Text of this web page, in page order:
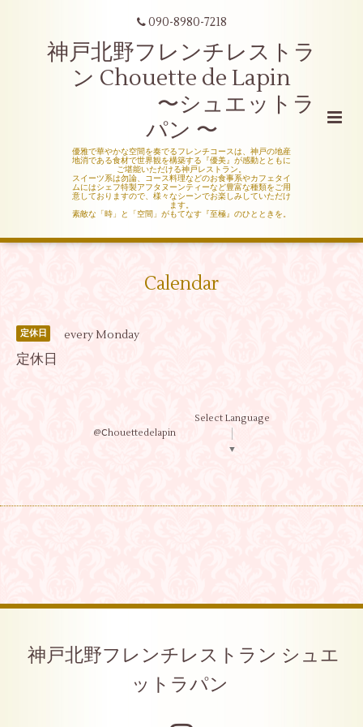
090-8980-7218
神戸北野フレンチレストラ
ン Chouette de Lapin
〜シュエットラ
パン 〜
優雅で華やかな空間を奏でるフレンチコースは、神戸の地産
地消である食材で世界観を構築する『優美』が感動とともに
ご堪能いただける神戸レストラン。
スイーツ系は勿論、コース料理などのお食事系やカフェタイ
ムにはシェフ特製アフタヌーンティーなど豊富な種類をご用
意しておりますので、様々なシーンでお楽しみしていただけ
ます。
素敵な「時」と「空間」がもてなす『至極』のひとときを。
Calendar
定休日 every Monday
定休日
@Ⅽhouettedelapin
Select Language
▼
神戸北野フレンチレストラン シュエ
ットラパン